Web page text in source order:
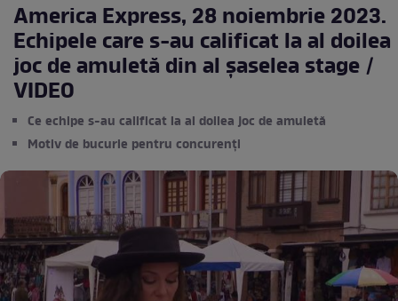
America Express, 28 noiembrie 2023.
Echipele care s-au calificat la al doilea
joc de amuletă din al șaselea stage /
VIDEO
Ce echipe s-au calificat la al doilea joc de amuletă
Motiv de bucurie pentru concurenți